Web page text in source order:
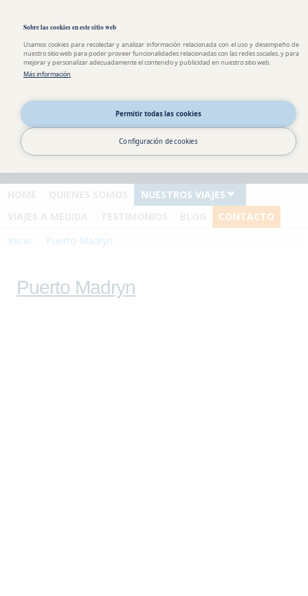
Sobre las cookies en este sitio web
Usamos cookies para recolectar y analizar información relacionada con el uso y desempeño de
nuestro sitio web para poder proveer funcionalidades relacionadas con las redes sociales, y para
mejorar y personalizar adecuadamente el contenido y publicidad en nuestro sitio web.
Más información
Permitir todas las cookies
Configuración de cookies
reservas
Argentina : 0054 351 568 18
93
NUESTROS VIAJES
CONTACTO
Inicio
Puerto Madryn
Puerto Madryn